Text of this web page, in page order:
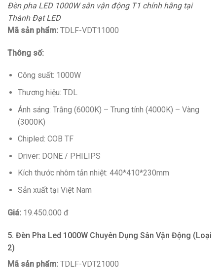
Đèn pha LED 1000W sân vận động T1 chính hãng tại
Thành Đạt LED
Mã sản phẩm: TDLF-VDT11000
Thông số:
Công suất: 1000W
Thương hiệu: TDL
Ánh sáng: Trắng (6000K) – Trung tính (4000K) – Vàng
(3000K)
Chipled: COB TF
Driver: DONE / PHILIPS
Kích thước nhôm tản nhiệt: 440*410*230mm
Sản xuất tại Việt Nam
Giá: 19.450.000 đ
5. Đèn Pha Led 1000W Chuyên Dụng Sân Vận Động (Loại
2)
Mã sản phẩm: TDLF-VDT21000